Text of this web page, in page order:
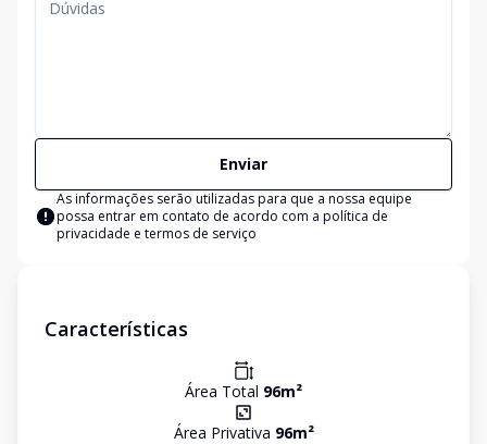
Enviar
As informações serão utilizadas para que a nossa equipe
possa entrar em contato de acordo com a política de
privacidade e termos de serviço
Características
Área Total 96m²
Área Privativa 96m²